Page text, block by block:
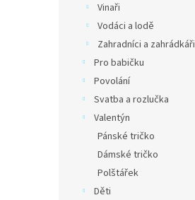
Vinaři
Vodáci a lodě
Zahradníci a zahrádkáři
Pro babičku
Povolání
Svatba a rozlučka
Valentýn
Pánské tričko
Dámské tričko
Polštářek
Děti